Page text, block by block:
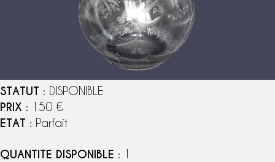
STATUT : DISPONIBLE
PRIX : 150 €
ETAT : Parfait
QUANTITE DISPONIBLE : 1